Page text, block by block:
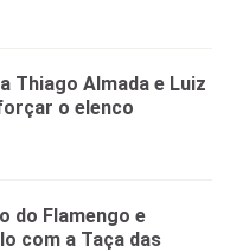
Thiago Almada e Luiz
o elenco
do Flamengo e
com a Taça das